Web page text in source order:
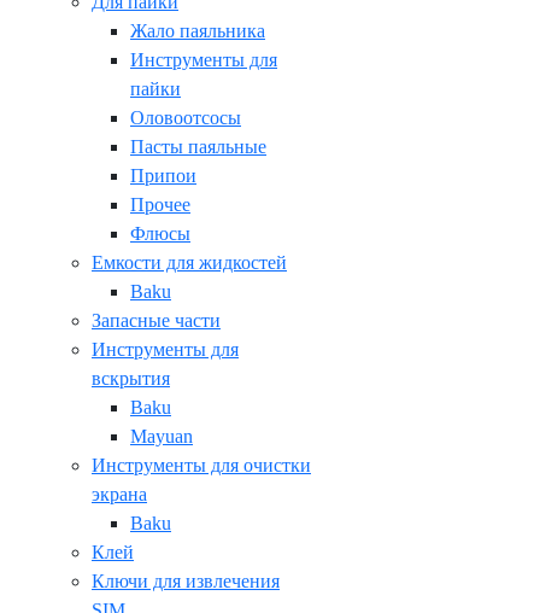
Жало паяльника
Инструменты для
пайки
Оловоотсосы
Пасты паяльные
Припои
Прочее
Флюсы
Емкости для жидкостей
Baku
Запасные части
Инструменты для
вскрытия
Baku
Mayuan
Инструменты для очистки
экрана
Baku
Клей
Ключи для извлечения